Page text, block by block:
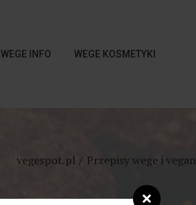
WEGE INFO WEGE KOSMETYKI
vegespot.pl Przepisy wege i vegan
❌